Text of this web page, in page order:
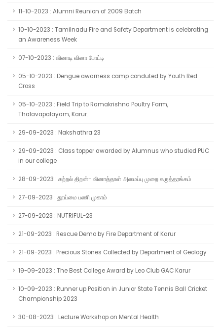
11-10-2023 : Alumni Reunion of 2009 Batch
10-10-2023 : Tamilnadu Fire and Safety Department is celebrating
an Awareness Week
07-10-2023 : வினாடி வினா போட்டி
05-10-2023 : Dengue awarness camp conduted by Youth Red
Cross
05-10-2023 : Field Trip to Ramakrishna Poultry Farm,
Thalavapalayam, Karur.
29-09-2023 : Nakshathra 23
29-09-2023 : Class topper awarded by Alumnus who studied PUC
in our college
28-09-2023 : கற்றல் திறன்- வினாத்தாள் அமைப்பு முறை கருத்தரங்கம்
27-09-2023 : தூய்மை பணி முகாம்
27-09-2023 : NUTRIFUL-23
21-09-2023 : Rescue Demo by Fire Department of Karur
21-09-2023 : Precious Stones Collected by Department of Geology
19-09-2023 : The Best College Award by Leo Club GAC Karur
10-09-2023 : Runner up Position in Junior State Tennis Ball Cricket
Championship 2023
30-08-2023 : Lecture Workshop on Mental Health